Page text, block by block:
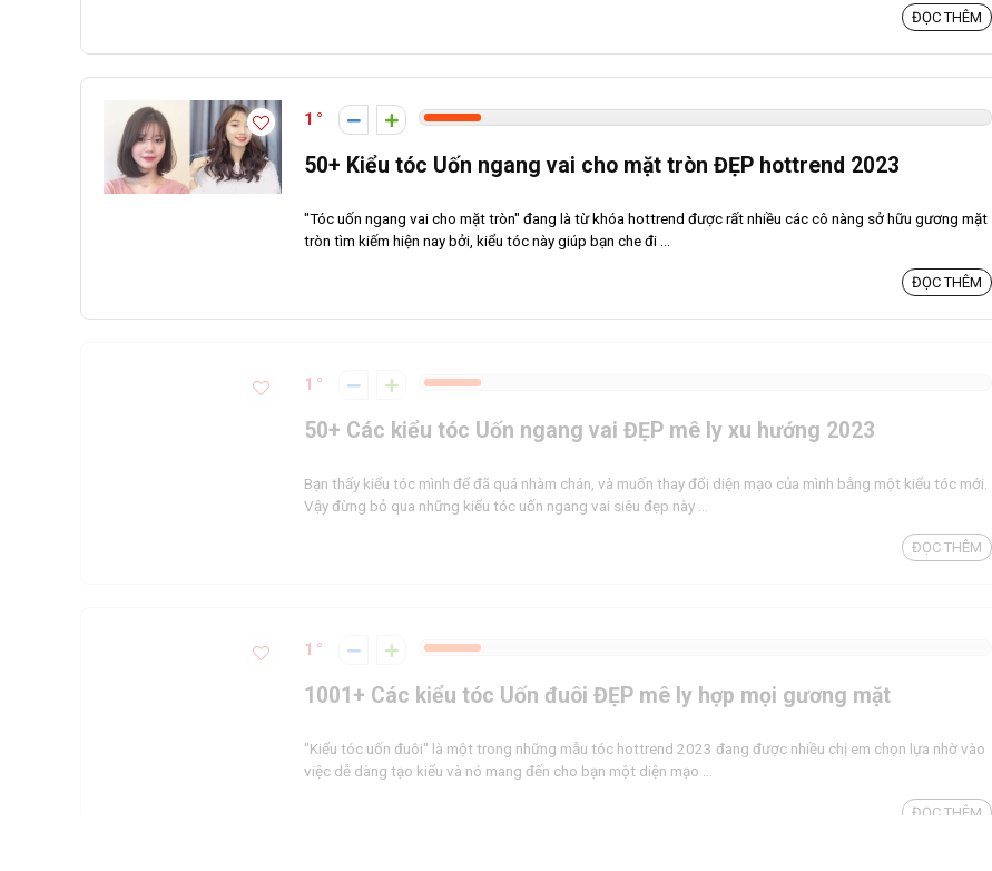
ĐỌC THÊM
1
50+ Kiểu tóc Uốn ngang vai cho mặt tròn ĐẸP hottrend 2023
"Tóc uốn ngang vai cho mặt tròn" đang là từ khóa hottrend được rất nhiều các cô nàng sở hữu gương mặt
tròn tìm kiếm hiện nay bởi, kiểu tóc này giúp bạn che đi ...
ĐỌC THÊM
1
50+ Các kiểu tóc Uốn ngang vai ĐẸP mê ly xu hướng 2023
Bạn thấy kiểu tóc mình để đã quá nhàm chán, và muốn thay đổi diện mạo của mình bằng một kiểu tóc mới.
Vậy đừng bỏ qua những kiểu tóc uốn ngang vai siêu đẹp này ...
ĐỌC THÊM
1
1001+ Các kiểu tóc Uốn đuôi ĐẸP mê ly hợp mọi gương mặt
"Kiểu tóc uốn đuôi" là một trong những mẫu tóc hottrend 2023 đang được nhiều chị em chọn lựa nhờ vào
việc dễ dàng tạo kiểu và nó mang đến cho bạn một diện mạo ...
ĐỌC THÊM